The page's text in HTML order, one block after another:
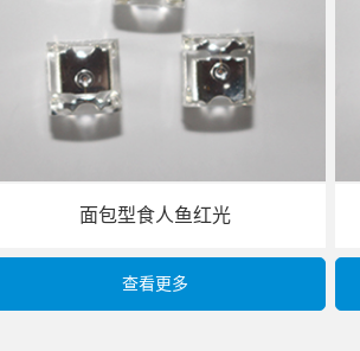
面包型食人鱼红光
查看更多